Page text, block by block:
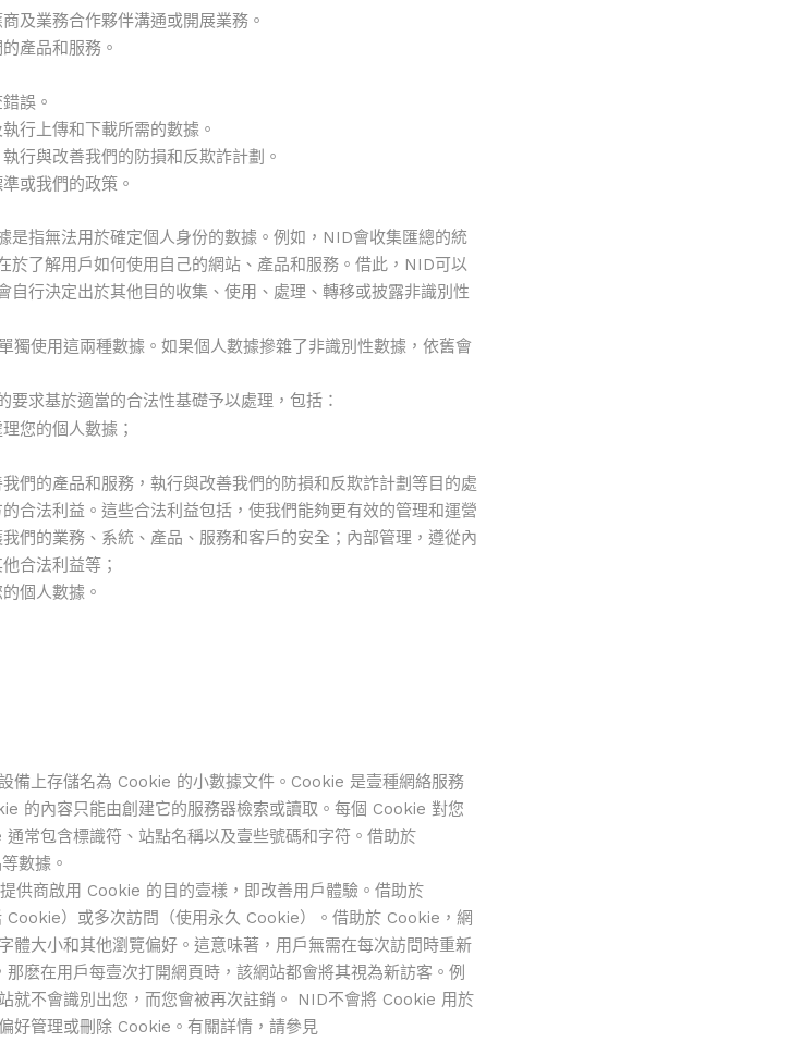
及業務合作夥伴溝通或開展業務。
產品和服務。
誤。
行上傳和下載所需的數據。
行與改善我們的防損和反欺詐計劃。
或我們的政策。
是指無法用於確定個人身份的數據。例如，NID會收集匯總的統
了解用戶如何使用自己的網站、產品和服務。借此，NID可以
行決定出於其他目的收集、使用、處理、轉移或披露非識別性
獨使用這兩種數據。如果個人數據摻雜了非識別性數據，依舊會
求基於適當的合法性基礎予以處理，包括：
您的個人數據；
們的產品和服務，執行與改善我們的防損和反欺詐計劃等目的處
合法利益。這些合法利益包括，使我們能夠更有效的管理和運營
們的業務、系統、產品、服務和客戶的安全；內部管理，遵從內
合法利益等；
個人數據。
備上存儲名為 Cookie 的小數據文件。Cookie 是壹種網絡服務
的內容只能由創建它的服務器檢索或讀取。每個 Cookie 對您
常包含標識符、站點名稱以及壹些號碼和字符。借助於
數據。
供商啟用 Cookie 的目的壹樣，即改善用戶體驗。借助於
）或多次訪問（使用永久 Cookie）。借助於 Cookie，網
體大小和其他瀏覽偏好。這意味著，用戶無需在每次訪問時重新
麽在用戶每壹次打開網頁時，該網站都會將其視為新訪客。例
就不會識別出您，而您會被再次註銷。 NID不會將 Cookie 用於
好管理或刪除 Cookie。有關詳情，請參見